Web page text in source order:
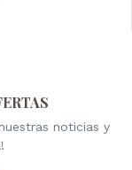
noticias y